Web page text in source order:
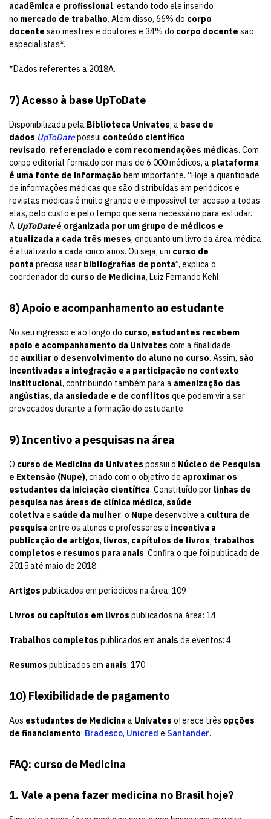
acadêmica e profissional, estando todo ele inserido
no mercado de trabalho. Além disso, 66% do corpo
docente são mestres e doutores e 34% do corpo docente são
especialistas*.
*Dados referentes a 2018A.
7) Acesso à base UpToDate
Disponibilizada pela Biblioteca Univates, a base de
dados UpToDatepossui conteúdo científico
revisado, referenciado e com recomendações médicas. Com
corpo editorial formado por mais de 6.000 médicos, a plataforma
é uma fonte de informação bem importante. “Hoje a quantidade
de informações médicas que são distribuídas em periódicos e
revistas médicas é muito grande e é impossível ter acesso a todas
elas, pelo custo e pelo tempo que seria necessário para estudar.
A UpToDateé organizada por um grupo de médicos e
atualizada a cada três meses, enquanto um livro da área médica
é atualizado a cada cinco anos. Ou seja, um curso de
ponta precisa usar bibliografias de ponta”, explica o
coordenador do curso de Medicina, Luiz Fernando Kehl.
8) Apoio e acompanhamento ao estudante
No seu ingresso e ao longo do curso, estudantes recebem
apoio e acompanhamento da Univates com a finalidade
de auxiliar o desenvolvimento do aluno no curso. Assim, são
incentivadas a integração e a participação no contexto
institucional, contribuindo também para a amenização das
angústias, da ansiedade e de conflitos que podem vir a ser
provocados durante a formação do estudante.
9) Incentivo a pesquisas na área
O curso de Medicina da Univates possui o Núcleo de Pesquisa
e Extensão (Nupe), criado com o objetivo de aproximar os
estudantes da iniciação científica. Constituído por linhas de
pesquisa nas áreas de clínica médica, saúde
coletiva e saúde da mulher, o Nupe desenvolve a cultura de
pesquisa entre os alunos e professores e incentiva a
publicação de artigos, livros, capítulos de livros, trabalhos
completos e resumos para anais. Confira o que foi publicado de
2015 até maio de 2018.
Artigos publicados em periódicos na área: 109
Livros ou capítulos em livros publicados na área: 14
Trabalhos completos publicados em anais de eventos: 4
Resumos publicados em anais: 170
10) Flexibilidade de pagamento
Aos estudantes de Medicina a Univates oferece três opções
de financiamento: Bradesco, Unicred e Santander.
FAQ: curso de Medicina
1. Vale a pena fazer medicina no Brasil hoje?